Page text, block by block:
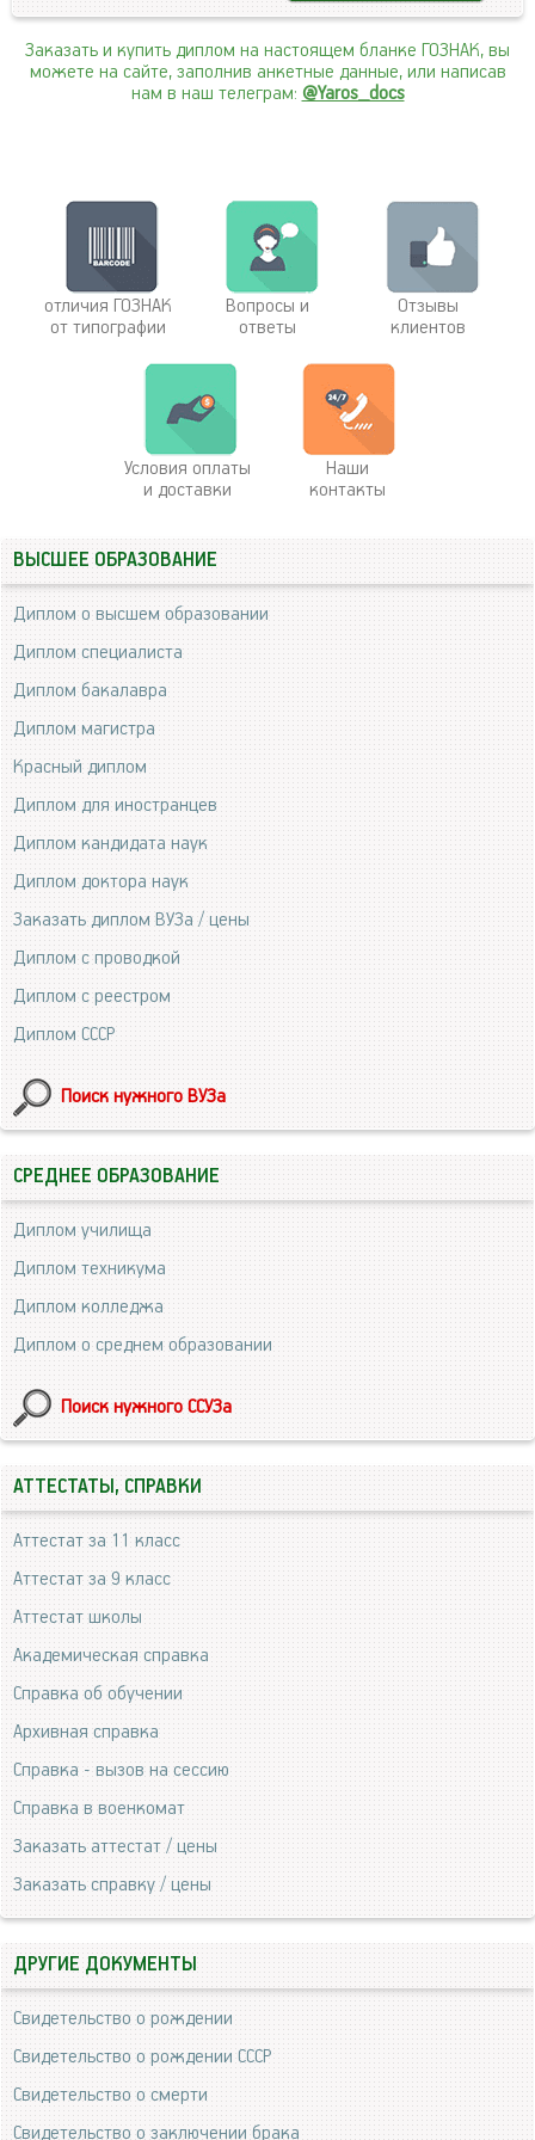
Заказать и купить диплом на настоящем бланке ГОЗНАК, вы
можете на сайте, заполнив анкетные данные, или написав
нам в наш телеграм: @Yaros_docs
отличия ГОЗНАК
от типографии
Вопросы и
ответы
Отзывы
клиентов
Условия оплаты
и доставки
Наши
контакты
ВЫСШЕЕ ОБРАЗОВАНИЕ
Диплом о высшем образовании
Диплом специалиста
Диплом бакалавра
Диплом магистра
Красный диплом
Диплом для иностранцев
Диплом кандидата наук
Диплом доктора наук
Заказать диплом ВУЗа / цены
Диплом с проводкой
Диплом с реестром
Диплом СССР
Поиск нужного ВУЗа
СРЕДНЕЕ ОБРАЗОВАНИЕ
Диплом училища
Диплом техникума
Диплом колледжа
Диплом о среднем образовании
Поиск нужного ССУЗа
АТТЕСТАТЫ, СПРАВКИ
Аттестат за 11 класс
Аттестат за 9 класс
Аттестат школы
Академическая справка
Справка об обучении
Архивная справка
Справка - вызов на сессию
Справка в военкомат
Заказать аттестат / цены
Заказать справку / цены
ДРУГИЕ ДОКУМЕНТЫ
Свидетельство о рождении
Свидетельство о рождении СССР
Свидетельство о смерти
Свидетельство о заключении брака